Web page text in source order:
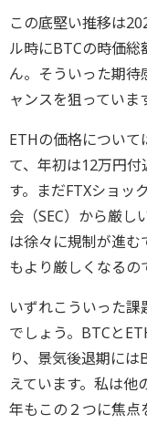
この底堅い推移は
ル時にBTCの時価
ん。そういった期
ャンスを狙っていま
ETHの価格につい
て、年初は12万円
す。まだFTXショッ
会（SEC）から厳し
は徐々に規制が進む
もより厳しくなるの
いずれこういった課
でしょう。BTCと
り、景気後退期に
えています。私は他
年もこの２つに焦点